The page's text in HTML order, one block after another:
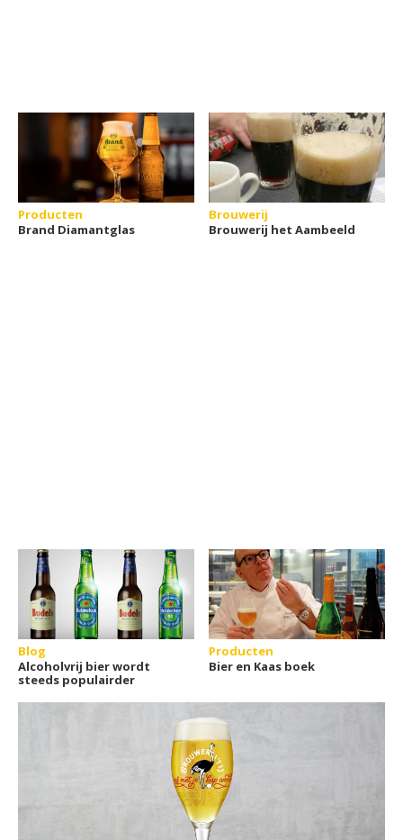
Producten
Brand Diamantglas
Brouwerij
Brouwerij het Aambeeld
Blog
Alcoholvrij bier wordt
steeds populairder
Producten
Bier en Kaas boek